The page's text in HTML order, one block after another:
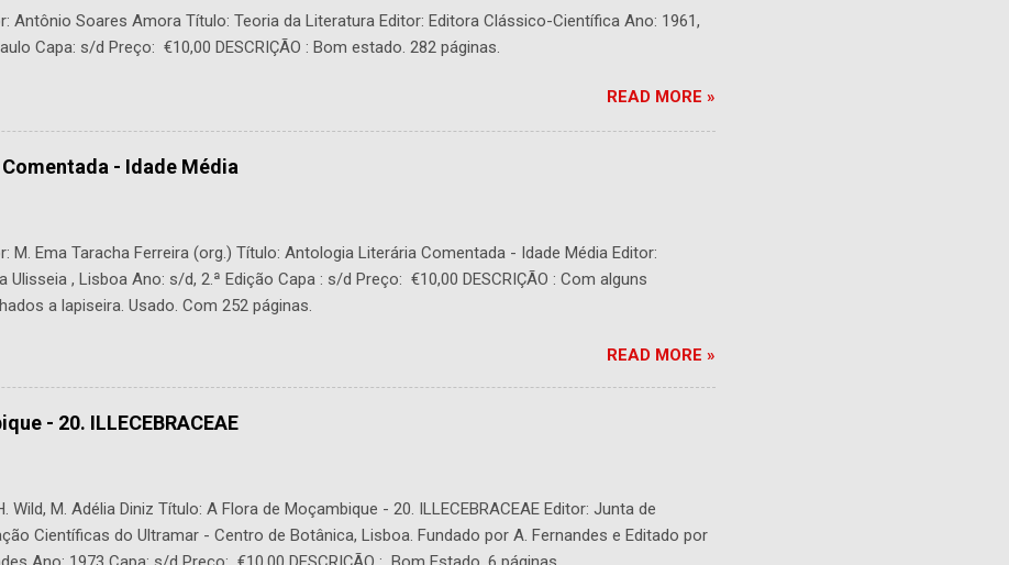
Antônio Soares Amora Título: Teoria da Literatura Editor: Editora Clássico-Científica Ano: 1961,
Capa: s/d Preço: €10,00 DESCRIÇÃO : Bom estado. 282 páginas.
READ MORE »
- Idade Média
M. Ema Taracha Ferreira (org.) Título: Antologia Literária Comentada - Idade Média Editor:
Ulisseia , Lisboa Ano: s/d, 2.ª Edição Capa : s/d Preço: €10,00 DESCRIÇÃO : Com alguns
a lapiseira. Usado. Com 252 páginas.
READ MORE »
- 20. ILLECEBRACEAE
Wild, M. Adélia Diniz Título: A Flora de Moçambique - 20. ILLECEBRACEAE Editor: Junta de
Científicas do Ultramar - Centro de Botânica, Lisboa. Fundado por A. Fernandes e Editado por